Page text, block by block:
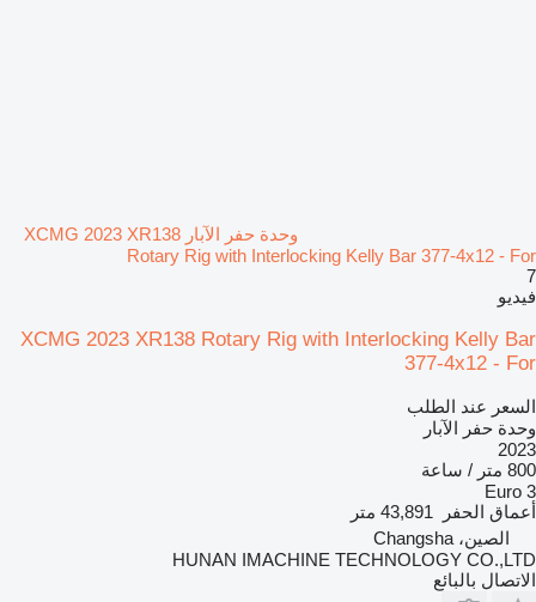
وحدة حفر الآبار XCMG 2023 XR138
Rotary Rig with Interlocking Kelly Bar 377-4x12 - For
7
فيديو
XCMG 2023 XR138 Rotary Rig with Interlocking Kelly Bar
377-4x12 - For
السعر عند الطلب
وحدة حفر الآبار
2023
800 متر / ساعة
Euro 3
أعماق الحفر
43,891 متر
الصين، Changsha
HUNAN IMACHINE TECHNOLOGY CO.,LTD
الاتصال بالبائع